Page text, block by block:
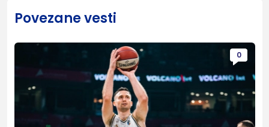
Povezane vesti
0